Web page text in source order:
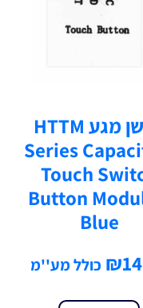
חיישן מגע HTTM
Series
Touch
Button
Blue
₪ כולל מע''מ